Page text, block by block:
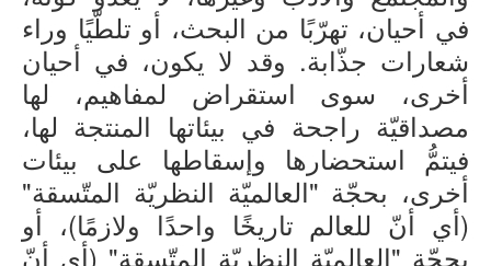
في أحيان، تهرّبًا من البحث، أو تلطّيًا وراء
شعارات جذّابة. وقد لا يكون، في أحيان
أخرى، سوى استقراض لمفاهيم، لها
مصداقيّة راجحة في بيئاتها المنتجة لها،
فيتمُّ استحضارها وإسقاطها على بيئات
أخرى، بحجّة "العالميّة النظريّة المتّسقة"
(أي أنّ للعالم تاريخًا واحدًا ولازمًا)، أو
بحجّة "العالميّة النظريّة المتّسقة" (أي أنّ